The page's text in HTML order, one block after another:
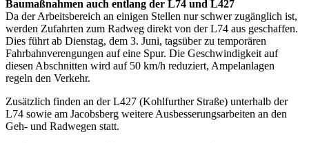
Baumaßnahmen auch entlang der L74 und L427
Da der Arbeitsbereich an einigen Stellen nur schwer zugänglich ist,
werden Zufahrten zum Radweg direkt von der L74 aus geschaffen.
Dies führt ab Dienstag, dem 3. Juni, tagsüber zu temporären
Fahrbahnverengungen auf eine Spur. Die Geschwindigkeit auf
diesen Abschnitten wird auf 50 km/h reduziert, Ampelanlagen
regeln den Verkehr.
Zusätzlich finden an der L427 (Kohlfurther Straße) unterhalb der
L74 sowie am Jacobsberg weitere Ausbesserungsarbeiten an den
Geh- und Radwegen statt.